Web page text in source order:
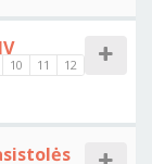
10 11 12